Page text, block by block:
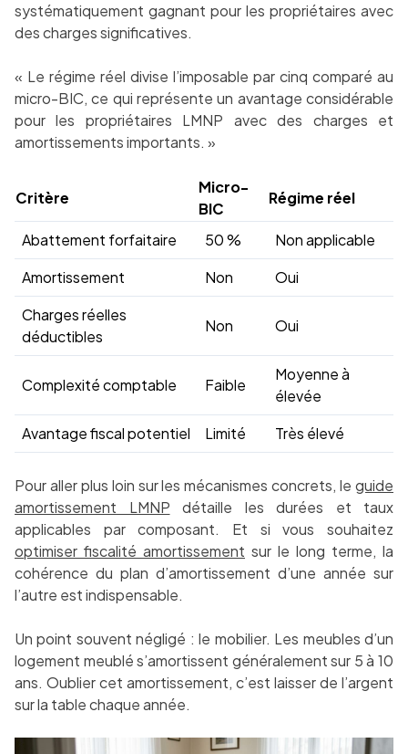
systématiquement gagnant pour les propriétaires avec
des charges significatives.
« Le régime réel divise l’imposable par cinq comparé au
micro-BIC, ce qui représente un avantage considérable
pour les propriétaires LMNP avec des charges et
amortissements importants. »
Critère
Micro-
BIC
Régime réel
Abattement forfaitaire 50 %
Non applicable
Amortissement
Non
Oui
Charges réelles
déductibles
Non Oui
Complexité comptable Faible
Moyenne à
élevée
Avantage fiscal potentiel
Limité Très élevé
Pour aller plus loin sur les mécanismes concrets, le guide
amortissement LMNP détaille les durées et taux
applicables par composant. Et si vous souhaitez
optimiser fiscalité amortissement sur le long terme, la
cohérence du plan d’amortissement d’une année sur
l’autre est indispensable.
Un point souvent négligé : le mobilier. Les meubles d’un
logement meublé s’amortissent généralement sur 5 à 10
ans. Oublier cet amortissement, c’est laisser de l’argent
sur la table chaque année.